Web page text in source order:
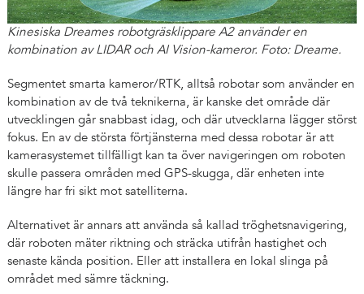
Kinesiska Dreames robotgräsklippare A2 använder en
kombination av LIDAR och AI Vision-kameror. Foto: Dreame.
Segmentet smarta kameror/RTK, alltså robotar som använder en
kombination av de två teknikerna, är kanske det område där
utvecklingen går snabbast idag, och där utvecklarna lägger störst
fokus. En av de största förtjänsterna med dessa robotar är att
kamerasystemet tillfälligt kan ta över navigeringen om roboten
skulle passera områden med GPS-skugga, där enheten inte
längre har fri sikt mot satelliterna.
Alternativet är annars att använda så kallad tröghetsnavigering,
där roboten mäter riktning och sträcka utifrån hastighet och
senaste kända position. Eller att installera en lokal slinga på
området med sämre täckning.